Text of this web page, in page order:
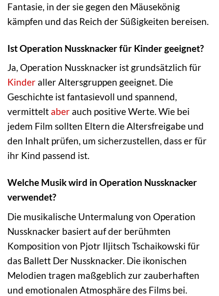
Fantasie, in der sie gegen den Mäusekönig
kämpfen und das Reich der Süßigkeiten bereisen.
Ist Operation Nussknacker für Kinder geeignet?
Ja, Operation Nussknacker ist grundsätzlich für
Kinder aller Altersgruppen geeignet. Die
Geschichte ist fantasievoll und spannend,
vermittelt aber auch positive Werte. Wie bei
jedem Film sollten Eltern die Altersfreigabe und
den Inhalt prüfen, um sicherzustellen, dass er für
ihr Kind passend ist.
Welche Musik wird in Operation Nussknacker
verwendet?
Die musikalische Untermalung von Operation
Nussknacker basiert auf der berühmten
Komposition von Pjotr Iljitsch Tschaikowski für
das Ballett Der Nussknacker. Die ikonischen
Melodien tragen maßgeblich zur zauberhaften
und emotionalen Atmosphäre des Films bei.